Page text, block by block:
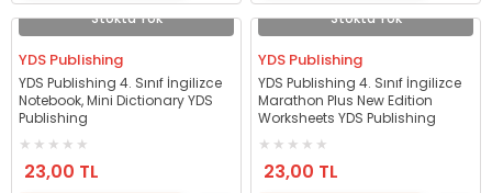
Stokta Yok
YDS Publishing
YDS Publishing 4. Sınıf İngilizce
Notebook, Mini Dictionary YDS
Publishing
23,00 TL
Stokta Yok
YDS Publishing
YDS Publishing 4. Sınıf İngilizce
Marathon Plus New Edition
Worksheets YDS Publishing
23,00 TL